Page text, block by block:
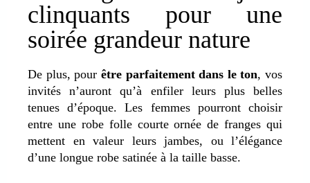
clinquants pour une
soirée grandeur nature
De plus, pour être parfaitement dans le ton, vos
invités n’auront qu’à enfiler leurs plus belles
tenues d’époque. Les femmes pourront choisir
entre une robe folle courte ornée de franges qui
mettent en valeur leurs jambes, ou l’élégance
d’une longue robe satinée à la taille basse.